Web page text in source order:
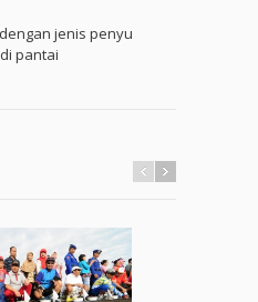
jenis penyu
pantai